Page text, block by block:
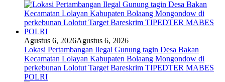
Agustus 6, 2026Agustus 6, 2026
Lokasi Pertambangan Ilegal Gunung tagin Desa Bakan
Kecamatan Lolayan Kabupaten Bolaang Mongondow di
perkebunan Lolotut Target Bareskrim TIPEDTER MABES
POLRI